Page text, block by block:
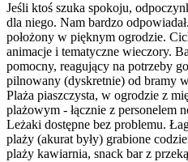
Jeśli ktoś szuka spokoju,
dla niego. Nam bardzo
położony w pięknym ogrodzie.
animacje i tematyczne wieczory.
pomocny, reagujący na potrzeby
pilnowany (dyskretnie) od bramy
Plaża piaszczysta, w ogrodzie z
plażowym - łącznie z personelem
Leżaki dostępne bez problemu.
plaży (akurat były) grabione
plaży kawiarnia, snack bar z